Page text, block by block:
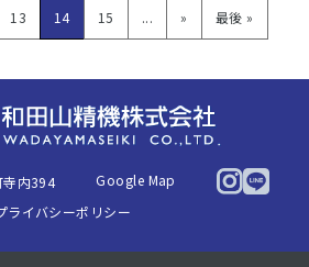
13 14 15 ... » 最後 »
寺内394
Google Map
ライバシーポリシー